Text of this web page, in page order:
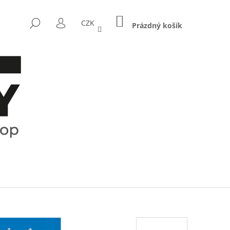
HLEDAT
PŘIHLÁŠENÍ
CZK NÁKUPNÍ
KOŠÍK
Prázdný košík